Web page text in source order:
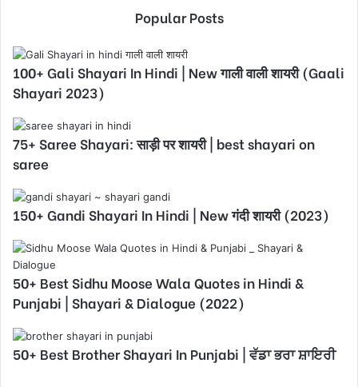
Popular Posts
100+ Gali Shayari In Hindi | New गाली वाली शायरी (Gaali
Shayari 2023)
75+ Saree Shayari: साड़ी पर शायरी | best shayari on
saree
150+ Gandi Shayari In Hindi | New गंदी शायरी (2023)
50+ Best Sidhu Moose Wala Quotes in Hindi &
Punjabi | Shayari & Dialogue (2022)
50+ Best Brother Shayari In Punjabi | ਵੱਡਾ ਭਰਾ ਸ਼ਾਇਰੀ